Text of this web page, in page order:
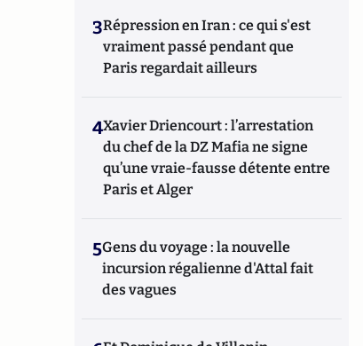
3Répression en Iran : ce qui s'est
vraiment passé pendant que
Paris regardait ailleurs
4Xavier Driencourt : l’arrestation
du chef de la DZ Mafia ne signe
qu’une vraie-fausse détente entre
Paris et Alger
5Gens du voyage : la nouvelle
incursion régalienne d'Attal fait
des vagues